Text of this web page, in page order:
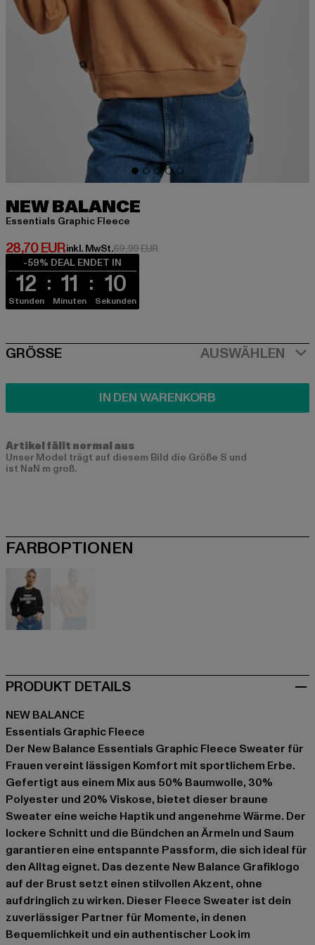
NEW BALANCE
Essentials Graphic Fleece
28,70 EUR
Derzeitiger Preis: 28,70 EUR
inkl. MwSt.69,99 EURAktionspreis: 69,99 EUR
-59% DEAL ENDET IN
12
Stunden
11
Minuten
10
Sekunden
SIZE
GRÖSSE AUSWÄHLEN
IN DEN WARENKORB
Artikel fällt normal aus
Unser Model trägt auf diesem Bild die Größe S und
ist NaN m groß.
FARBOPTIONEN
PRODUKT DETAILS
NEW BALANCE
Essentials Graphic Fleece
Der New Balance Essentials Graphic Fleece Sweater für
Frauen vereint lässigen Komfort mit sportlichem Erbe.
Gefertigt aus einem Mix aus 50% Baumwolle, 30%
Polyester und 20% Viskose, bietet dieser braune
Sweater eine weiche Haptik und angenehme Wärme. Der
lockere Schnitt und die Bündchen an Ärmeln und Saum
garantieren eine entspannte Passform, die sich ideal für
den Alltag eignet. Das dezente New Balance Grafiklogo
auf der Brust setzt einen stilvollen Akzent, ohne
aufdringlich zu wirken. Dieser Fleece Sweater ist dein
zuverlässiger Partner für Momente, in denen
Bequemlichkeit und ein authentischer Look im